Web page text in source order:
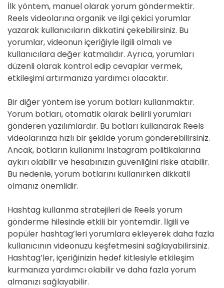
İlk yöntem, manuel olarak yorum göndermektir.
Reels videolarına organik ve ilgi çekici yorumlar
yazarak kullanıcıların dikkatini çekebilirsiniz. Bu
yorumlar, videonun içeriğiyle ilgili olmalı ve
kullanıcılara değer katmalıdır. Ayrıca, yorumları
düzenli olarak kontrol edip cevaplar vermek,
etkileşimi artırmanıza yardımcı olacaktır.
Bir diğer yöntem ise yorum botları kullanmaktır.
Yorum botları, otomatik olarak belirli yorumları
gönderen yazılımlardır. Bu botları kullanarak Reels
videolarınıza hızlı bir şekilde yorum gönderebilirsiniz.
Ancak, botların kullanımı Instagram politikalarına
aykırı olabilir ve hesabınızın güvenliğini riske atabilir.
Bu nedenle, yorum botlarını kullanırken dikkatli
olmanız önemlidir.
Hashtag kullanma stratejileri de Reels yorum
gönderme hilesinde etkili bir yöntemdir. İlgili ve
popüler hashtag’leri yorumlara ekleyerek daha fazla
kullanıcının videonuzu keşfetmesini sağlayabilirsiniz.
Hashtag’ler, içeriğinizin hedef kitlesiyle etkileşim
kurmanıza yardımcı olabilir ve daha fazla yorum
almanızı sağlayabilir.